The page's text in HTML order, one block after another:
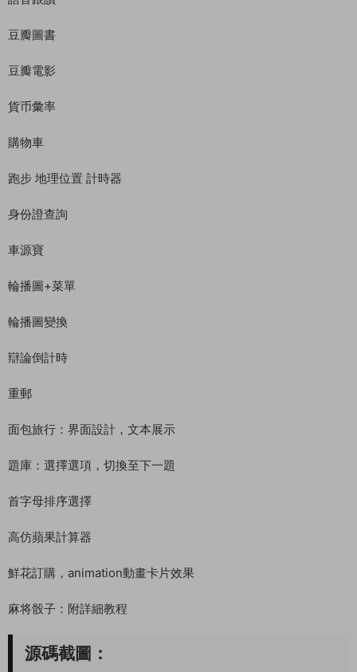
豆瓣圖書
豆瓣電影
貨币彙率
購物車
跑步 地理位置 計時器
身份證查詢
車源寶
輪播圖+菜單
輪播圖變換
辯論倒計時
重郵
面包旅行：界面設計，文本展示
題庫：選擇選項，切換至下一題
首字母排序選擇
高仿蘋果計算器
鮮花訂購，animation動畫卡片效果
麻将骰子：附詳細教程
源碼截圖：